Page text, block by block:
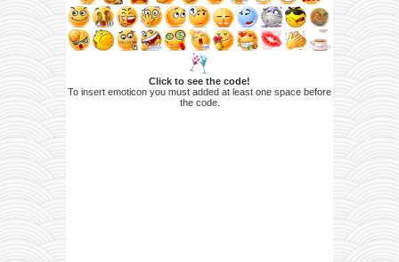
Click to see the code!
To insert emoticon you must added at least one space before
the code.